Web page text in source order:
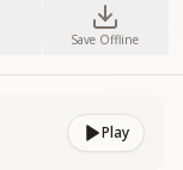
Save Offline
Play